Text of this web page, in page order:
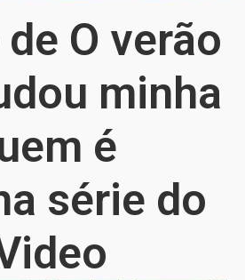
O verão
minha
é
série do